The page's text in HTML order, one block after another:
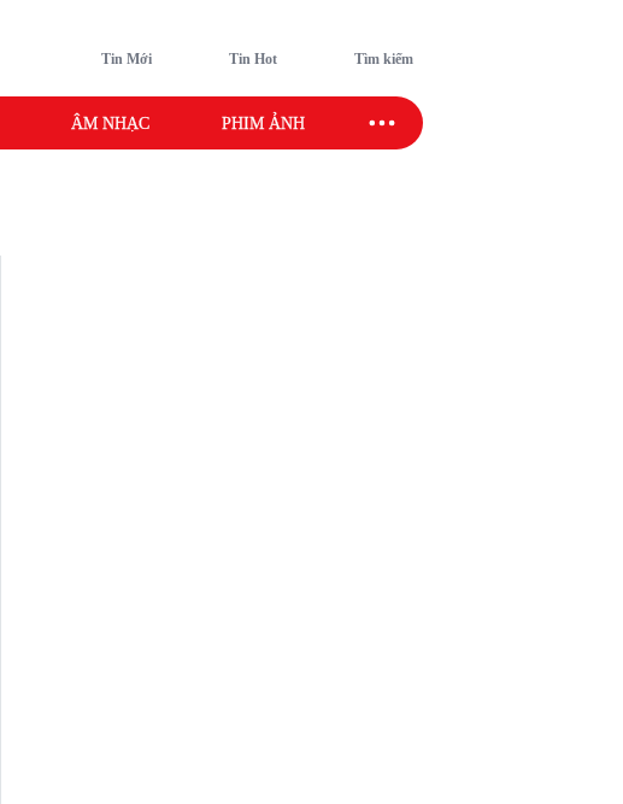
Tin Mới Tin Hot Tìm kiếm
ÂM NHẠC PHIM ẢNH SAO SPORT